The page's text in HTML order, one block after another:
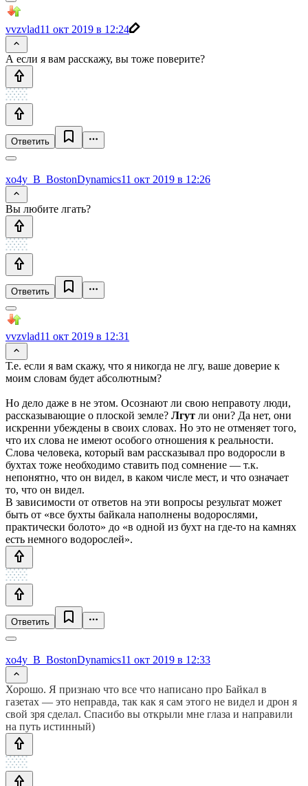
vvzvlad11 окт 2019 в 12:24
А если я вам расскажу, вы тоже поверите?
Ответить
xo4y_B_BostonDynamics11 окт 2019 в 12:26
Вы любите лгать?
Ответить
vvzvlad11 окт 2019 в 12:31
Т.е. если я вам скажу, что я никогда не лгу, ваше доверие к
моим словам будет абсолютным?
Но дело даже в не этом. Осознают ли свою неправоту люди,
рассказывающие о плоской земле? Лгут ли они? Да нет, они
искренни убеждены в своих словах. Но это не отменяет того,
что их слова не имеют особого отношения к реальности.
Слова человека, который вам рассказывал про водоросли в
бухтах тоже необходимо ставить под сомнение — т.к.
непонятно, что он видел, в каком числе мест, и что означает
то, что он видел.
В зависимости от ответов на эти вопросы результат может
быть от «все бухты байкала наполнены водорослями,
практически болото» до «в одной из бухт на где-то на камнях
есть немного водорослей».
Ответить
xo4y_B_BostonDynamics11 окт 2019 в 12:33
Хорошо. Я признаю что все что написано про Байкал в
газетах — это неправда, так как я сам этого не видел и дрон я
свой зря сделал. Спасибо вы открыли мне глаза и направили
на путь истинный)